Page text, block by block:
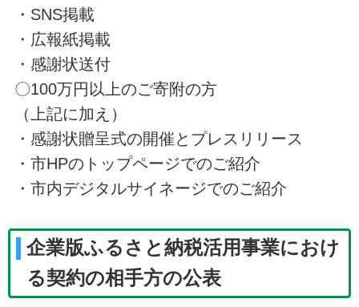
・SNS掲載
・広報紙掲載
・感謝状送付
〇100万円以上のご寄附の方
（上記に加え）
・感謝状贈呈式の開催とプレスリリース
・市HPのトップページでのご紹介
・市内デジタルサイネージでのご紹介
企業版ふるさと納税活用事業におけ
る契約の相手方の公表